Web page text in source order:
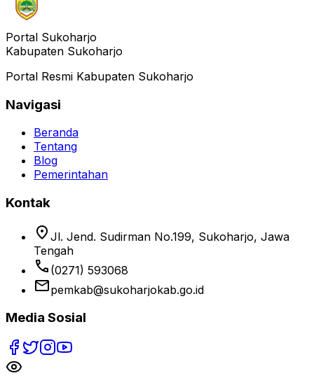
Portal Sukoharjo
Kabupaten Sukoharjo
Portal Resmi Kabupaten Sukoharjo
Navigasi
Beranda
Tentang
Blog
Pemerintahan
Kontak
location_on Jl. Jend. Sudirman No.199, Sukoharjo, Jawa
Tengah
phone (0271) 593068
emailpemkab@sukoharjokab.go.id
Media Sosial